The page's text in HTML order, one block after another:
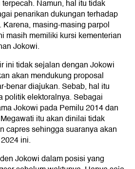
Namun, hal itu tidak
penarikan dukungan terhadap
masing-masing parpol
masih memiliki kursi kementerian
Jokowi.
ini tidak sejalan dengan Jokowi
akan mendukung proposal
benar diajukan. Sebab, hal itu
politik elektoralnya. Sebagai
Jokowi pada Pemilu 2014 dan
itu akan dinilai tidak
capres sehingga suaranya akan
ini.
Jokowi dalam posisi yang